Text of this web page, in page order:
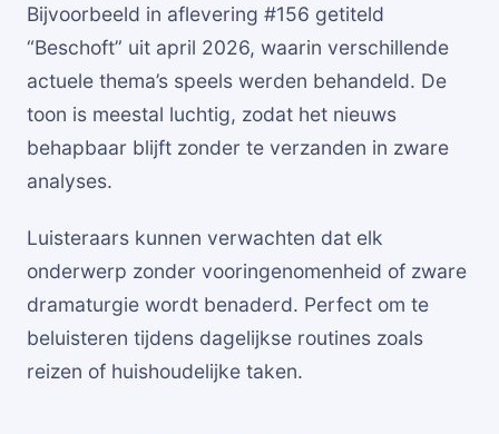
Bijvoorbeeld in aflevering #156 getiteld
“Beschoft” uit april 2026, waarin verschillende
actuele thema’s speels werden behandeld. De
toon is meestal luchtig, zodat het nieuws
behapbaar blijft zonder te verzanden in zware
analyses.
Luisteraars kunnen verwachten dat elk
onderwerp zonder vooringenomenheid of zware
dramaturgie wordt benaderd. Perfect om te
beluisteren tijdens dagelijkse routines zoals
reizen of huishoudelijke taken.